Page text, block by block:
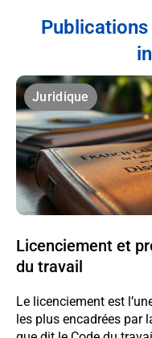
Juridique
Licenciement et
du travail
Le licenciement est
les plus encadrées par